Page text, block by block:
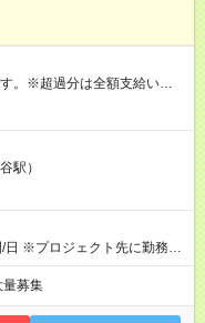
。※超過分は全額支給いたし
みなし残業時間 12時間／月 -
≪経験者の方は以下と
当 ※固定残業代（30時間/6
加支給いたします 能力やス
の方は前給考慮も可能で
ています。 実際にほぼ全員
アップも目指せる環境で
駅）
日 ※プロジェクト先に勤務時
10時間以内
量募集